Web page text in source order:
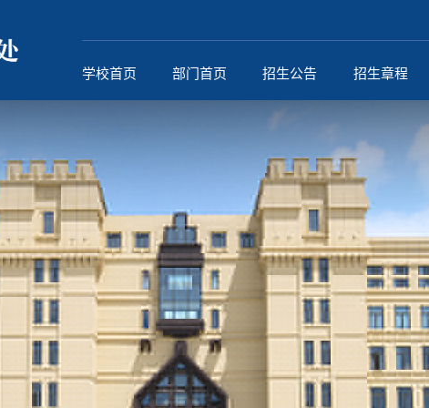
学校首页 部门首页 招生公告 招生章程